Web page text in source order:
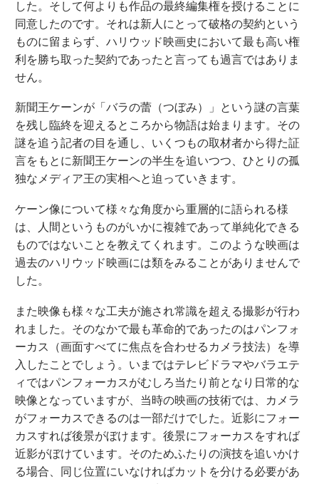
した。そして何よりも作品の最終編集権を授けることに
同意したのです。それは新人にとって破格の契約という
ものに留まらず、ハリウッド映画史において最も高い権
利を勝ち取った契約であったと言っても過言ではありま
せん。
新聞王ケーンが「バラの蕾（つぼみ）」という謎の言葉
を残し臨終を迎えるところから物語は始まります。その
謎を追う記者の目を通し、いくつもの取材者から得た証
言をもとに新聞王ケーンの半生を追いつつ、ひとりの孤
独なメディア王の実相へと迫っていきます。
ケーン像について様々な角度から重層的に語られる様
は、人間というものがいかに複雑であって単純化できる
ものではないことを教えてくれます。このような映画は
過去のハリウッド映画には類をみることがありませんで
した。
また映像も様々な工夫が施され常識を超える撮影が行わ
れました。そのなかで最も革命的であったのはパンフォ
ーカス（画面すべてに焦点を合わせるカメラ技法）を導
入したことでしょう。いまではテレビドラマやバラエテ
ィではパンフォーカスがむしろ当たり前となり日常的な
映像となっていますが、当時の映画の技術では、カメラ
がフォーカスできるのは一部だけでした。近影にフォー
カスすれば後景がぼけます。後景にフォーカスをすれば
近影がぼけています。そのためふたりの演技を追いかけ
る場合、同じ位置にいなければカットを分ける必要があ